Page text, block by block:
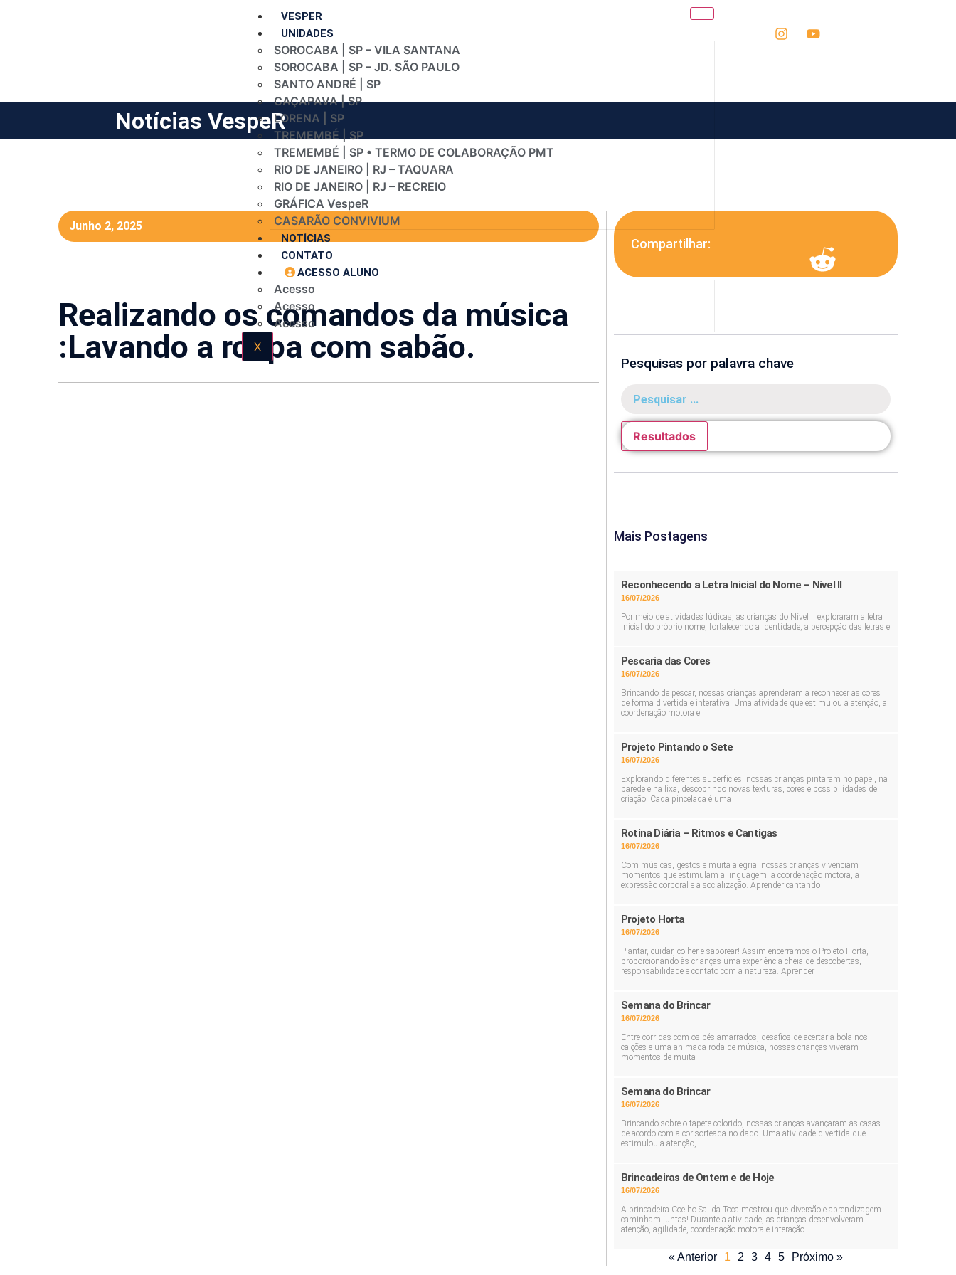
VESPER
UNIDADES
SOROCABA | SP – VILA SANTANA
SOROCABA | SP – JD. SÃO PAULO
SANTO ANDRÉ | SP
CAÇAPAVA | SP
LORENA | SP
TREMEMBÉ | SP
TREMEMBÉ | SP • TERMO DE COLABORAÇÃO PMT
RIO DE JANEIRO | RJ – TAQUARA
RIO DE JANEIRO | RJ – RECREIO
GRÁFICA VespeR
CASARÃO CONVIVIUM
NOTÍCIAS
CONTATO
ACESSO ALUNO
Acesso
Acesso
Acesso
X
Notícias VespeR
Junho 2, 2025
Realizando os comandos da música
:Lavando a roupa com sabão.
Compartilhar:
Pesquisas por palavra chave
Resultados
Mais Postagens
Reconhecendo a Letra Inicial do Nome – Nível II
16/07/2026
Por meio de atividades lúdicas, as crianças do Nível II exploraram a letra
inicial do próprio nome, fortalecendo a identidade, a percepção das letras e
Pescaria das Cores
16/07/2026
Brincando de pescar, nossas crianças aprenderam a reconhecer as cores
de forma divertida e interativa. Uma atividade que estimulou a atenção, a
coordenação motora e
Projeto Pintando o Sete
16/07/2026
Explorando diferentes superfícies, nossas crianças pintaram no papel, na
parede e na lixa, descobrindo novas texturas, cores e possibilidades de
criação. Cada pincelada é uma
Rotina Diária – Ritmos e Cantigas
16/07/2026
Com músicas, gestos e muita alegria, nossas crianças vivenciam
momentos que estimulam a linguagem, a coordenação motora, a
expressão corporal e a socialização. Aprender cantando
Projeto Horta
16/07/2026
Plantar, cuidar, colher e saborear! Assim encerramos o Projeto Horta,
proporcionando às crianças uma experiência cheia de descobertas,
responsabilidade e contato com a natureza. Aprender
Semana do Brincar
16/07/2026
Entre corridas com os pés amarrados, desafios de acertar a bola nos
calções e uma animada roda de música, nossas crianças viveram
momentos de muita
Semana do Brincar
16/07/2026
Brincando sobre o tapete colorido, nossas crianças avançaram as casas
de acordo com a cor sorteada no dado. Uma atividade divertida que
estimulou a atenção,
Brincadeiras de Ontem e de Hoje
16/07/2026
A brincadeira Coelho Sai da Toca mostrou que diversão e aprendizagem
caminham juntas! Durante a atividade, as crianças desenvolveram
atenção, agilidade, coordenação motora e interação
« Anterior 1 2 3 4 5 Próximo »